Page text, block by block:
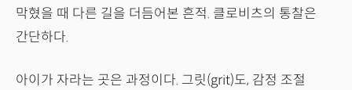
막혔을 때 다른 길을 더듬어본 흔적. 클로비츠의 통찰은
간단하다.
아이가 자라는 곳은 과정이다. 그릿(grit)도, 감정 조절